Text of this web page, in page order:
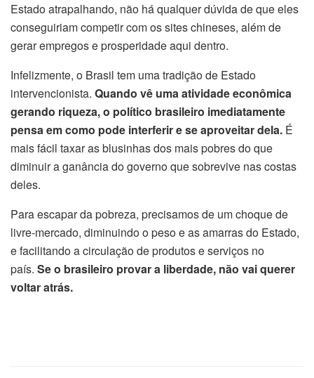
Estado atrapalhando, não há qualquer dúvida de que eles
conseguiriam competir com os sites chineses, além de
gerar empregos e prosperidade aqui dentro.
Infelizmente, o Brasil tem uma tradição de Estado
intervencionista. Quando vê uma atividade econômica
gerando riqueza, o político brasileiro imediatamente
pensa em como pode interferir e se aproveitar dela. É
mais fácil taxar as blusinhas dos mais pobres do que
diminuir a ganância do governo que sobrevive nas costas
deles.
Para escapar da pobreza, precisamos de um choque de
livre-mercado, diminuindo o peso e as amarras do Estado,
e facilitando a circulação de produtos e serviços no
país. Se o brasileiro provar a liberdade, não vai querer
voltar atrás.